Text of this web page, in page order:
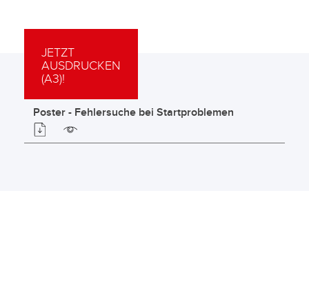
JETZT
AUSDRUCKEN
(A3)!
Poster - Fehlersuche bei Startproblemen